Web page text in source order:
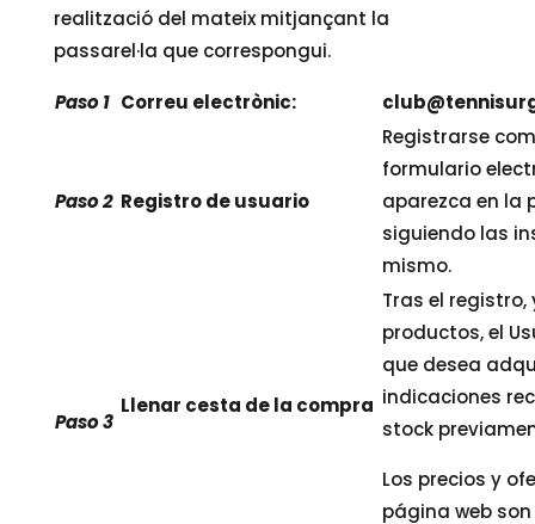
realització del mateix mitjançant la
passarel·la que correspongui.
Paso 1 Correu electrònic:
Paso 2 Registro de usuario
Registrarse
formulario
aparezca en la
siguiendo las
mismo.
Paso 3
Llenar cesta de la compra
Tras el
productos, el
que desea
indicaciones
stock
Los precios y
página web